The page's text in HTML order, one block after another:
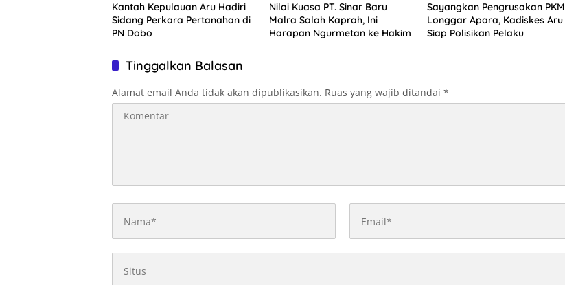
Kantah Kepulauan Aru Hadiri
Sidang Perkara Pertanahan di
PN Dobo
Nilai Kuasa PT. Sinar Baru
Malra Salah Kaprah, Ini
Harapan Ngurmetan ke Hakim
Sayangkan Pengrusakan PKM
Longgar Apara, Kadiskes Aru
Siap Polisikan Pelaku
Tinggalkan Balasan
Alamat email Anda tidak akan dipublikasikan. Ruas yang wajib ditandai *